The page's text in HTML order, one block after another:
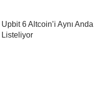
Upbit 6 Altcoin’i Aynı Anda
Listeliyor